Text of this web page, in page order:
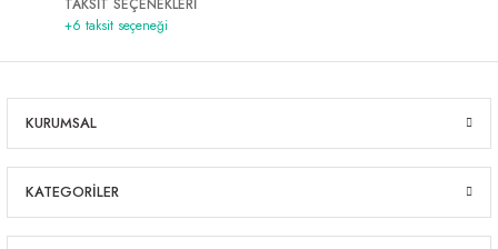
TAKSİT SEÇENEKLERİ
+6 taksit seçeneği
KURUMSAL
KATEGORİLER